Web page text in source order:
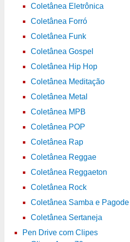
Coletânea Eletrônica
Coletânea Forró
Coletânea Funk
Coletânea Gospel
Coletânea Hip Hop
Coletânea Meditação
Coletânea Metal
Coletânea MPB
Coletânea POP
Coletânea Rap
Coletânea Reggae
Coletânea Reggaeton
Coletânea Rock
Coletânea Samba e Pagode
Coletânea Sertaneja
Pen Drive com Clipes